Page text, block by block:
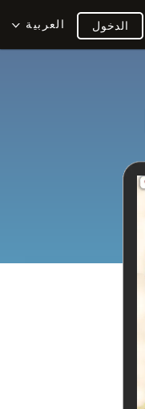
العربية الدخول